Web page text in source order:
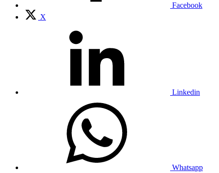
Facebook
X
Linkedin
Whatsapp